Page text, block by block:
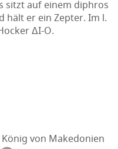
sitzt auf einem diphros
hält er ein Zepter. Im l.
ΔI-O.
König von Makedonien